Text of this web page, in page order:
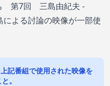
第7回 三島由紀夫 -
よる討論の映像が一部使
記番組で使用された映像を
。